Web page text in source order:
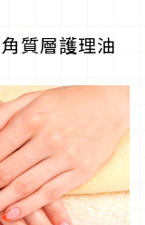
質層護理油